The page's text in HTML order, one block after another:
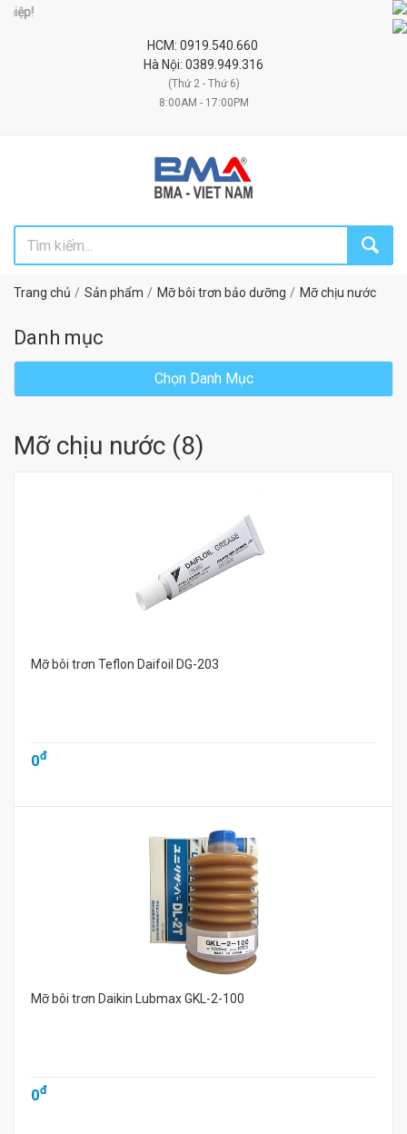
HCM: 0919.540.660
Hà Nội: 0389.949.316
(Thứ 2 - Thứ 6)
8:00AM - 17:00PM
Trang chủ Sản phẩm Mỡ bôi trơn bảo dưỡng Mỡ chịu nước
Danh mục
Chọn Danh Mục
Mỡ chịu nước (8)
Mỡ bôi trơn Teflon Daifoil DG-203
0đ
Mỡ bôi trơn Daikin Lubmax GKL-2-100
0đ